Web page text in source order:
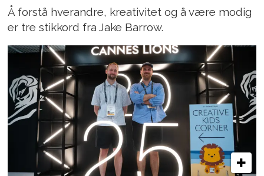
Å forstå hverandre, kreativitet og å være modig
er tre stikkord fra Jake Barrow.